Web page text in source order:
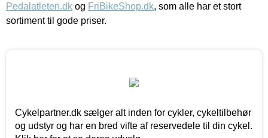
Pedalatleten.dk og FriBikeShop.dk, som alle har et stort
sortiment til gode priser.
Cykelpartner.dk sælger alt inden for cykler, cykeltilbehør
og udstyr og har en bred vifte af reservedele til din cykel.